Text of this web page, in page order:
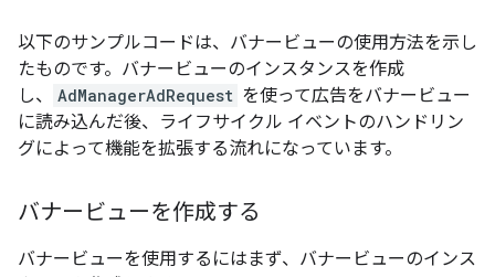
以下のサンプルコードは、バナービューの使用方法を示し
たものです。バナービューのインスタンスを作成
し、
AdManagerAdRequest を使って広告をバナービュー
に読み込んだ後、ライフサイクル イベントのハンドリン
グによって機能を拡張する流れになっています。
バナービューを作成する
バナービューを使用するにはまず、バナービューのインス